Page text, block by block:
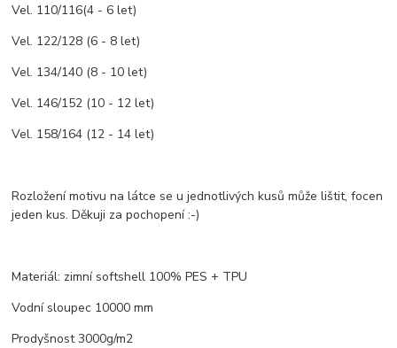
Vel. 110/116(4 - 6 let)
Vel. 122/128 (6 - 8 let)
Vel. 134/140 (8 - 10 let)
Vel. 146/152 (10 - 12 let)
Vel. 158/164 (12 - 14 let)
Rozložení motivu na látce se u jednotlivých kusů může lištit, focen
jeden kus. Děkuji za pochopení :-)
Materiál: zimní softshell 100% PES + TPU
Vodní sloupec 10000 mm
Prodyšnost 3000g/m2